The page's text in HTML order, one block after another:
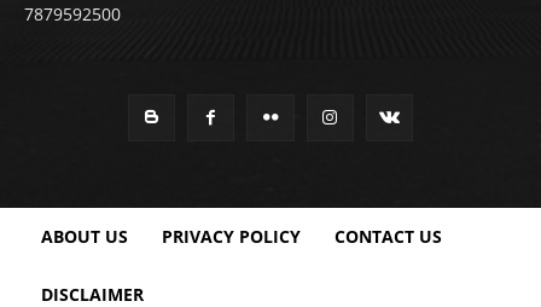
7879592500
ABOUT US PRIVACY POLICY CONTACT US
DISCLAIMER